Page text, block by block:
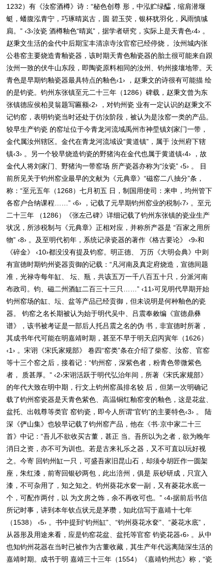
1232）有《汝窑酒樽》诗：“秘色创尊 形，中泓贮绿醽，缩肩潜堰
蜓，蟠腹泓青宁，巧琢晴岚古，圆 碧玉荧，银杯犹羽化，风雨慎缄
扃。” ‹3›汝瓷 酒樽釉色“晴岚”，据学者研究，实际上是天青色‹4› 。
赵秉文生活的金代中后期宝丰清凉寺汝官窑已经停烧， 汝州城内张
公巷窑主要烧造青釉瓷器，该时期天青色釉瓷器的胎土很可能来自跟
汝州一致的伏牛山东段，即陶瓷原料相同的汝州、钧州接壤地带。天
青色是早期钧釉瓷器最具特点的釉色‹1› ，赵秉文的诗很有可能描 绘
的是钧瓷。钧州东张镇至元二十三年（1286）碑载，赵秉文曾为东
张镇德应侯柏灵翁题写匾额‹2› ，对钧州瓷 业有一定认识的赵秉文不
记钧窑，表明钧瓷当时还处于仿汝阶段，被认为是汝窑一类的产品。
较早生产钧瓷 的窑址位于今青龙河流域禹州市神垕镇刘家门一带，
金代属汝州辖区。金代在青龙河流域设“黄道镇”，属于 汝州府下辖
镇‹3› 。另一个较早烧造钧瓷的野猪沟在金代也属于黄道镇‹4› ，故
金代人将刘家门、野猪沟一带窑场 所产瓷器亦称为“汝瓷” ‹5› 。 目
前所见关于钧州窑业最早的文献为《元典章》“磁窑二八抽分”条，
称：“至元五年（1268）七月初五 日，制国用使司：来申，均州管下
各窑户合纳课程……” ‹6› ，记载了元早期钧州窑业的税制‹7› 。至元
二十三年 （1286）《张左己碑》详细记载了钧州东张镇的瓷业生产
状况，所涉税制与《元典章》正相对应，并称所产器是 “百家之用所
物” ‹8› 。及至明代初年，系统记录瓷器的著作《格古要论》 ‹9›和
《碎金》 ‹10›都没没有提及钧窑。明正德、 万历《大明会典》中则
有宣德时期钧州瓷器贡御的记载：“凡河南及真定府烧造，宣德间题
准，光禄寺每年缸、 坛、瓶，共该五万一千八百五十只，分派河南
布政司。钧、磁二州酒缸二百三十三只……” ‹11›可见明代早期开始
钧州窑场的缸、坛、盆等产品已经贡御，但未说明是何种釉色的瓷
器。 钧窑之名长期被认为始于明代吴中、吕震奉敕编《宣德鼎彝
谱》，该书被考证是一部后人托吕震之名的伪 书，非宣德时所著，
其成书年代可能在明嘉靖时期，甚至不早于明天启丙寅年（1626）
‹1› 。宋诩《宋氏家规部》 卷四“窑类”条在介绍了柴窑、汝窑、官窑
等十三个窑之后，接着记：“钧州窑，深紫色者，粉青色带微紫色
者， 质甚厚。” ‹2›宋诩活跃于明代弘治年间，所著《宋氏家规部》
的年代大致在明中期，行文上钧州窑虽排名较 后，但第一次明确记
载了钧州窑瓷器是天青色紫色、高温铜红釉窑变的釉色，这是花盆、
盆托、出戟尊等类官 窑钧瓷，即今人所谓“官钧”的主要特色‹3› 。 陆
深《俨山集》也较早记载了钧州窑产品，他在《书·京中家二十三
首》中记：“吾儿不欲收买古董，甚正 当。吾所以为之者，欲为晚年
消日之资，亦不可为训也。若是古来礼乐之器，又不可直以玩好视
之。今寄 回钧州缸一只，可盛吾家旧昆山石，却须令胡匠作一圆架
座，朱红漆，前寄回银砂两包，此出涪州，俱是 辰砂研成，只宜入
漆，不可杂用了，知之知之。钧州葵花水奁一副，又有菱花水底一
个，可配作两付，以 为文房之饰，余不再收可也。” ‹4›据前后书信
所记时事，讲到本年钦点状元是茅瓒，知此信写于嘉靖十七年
（1538） ‹5› 。书中提到“钧州缸”、“钧州葵花水奁”、“菱花水底”，
从器形及用途来看，应是钧窑花盆、盆托等官窑 钧瓷花器‹6› 。从中
也知钧州花器在当时已被作为古董收藏，其生产年代远离陆深生活的
嘉靖时期。成书于明 嘉靖三十三年（1554）《嘉靖钧州志》称，“瓷